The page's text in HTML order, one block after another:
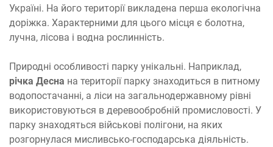
Україні. На його території викладена перша екологічна
доріжка. Характерними для цього місця є болотна,
лучна, лісова і водна рослинність.
Природні особливості парку унікальні. Наприклад,
річка Десна на території парку знаходиться в питному
водопостачанні, а ліси на загальнодержавному рівні
використовуються в деревообробній промисловості. У
парку знаходяться військові полігони, на яких
розгорнулася мисливсько-господарська діяльність.